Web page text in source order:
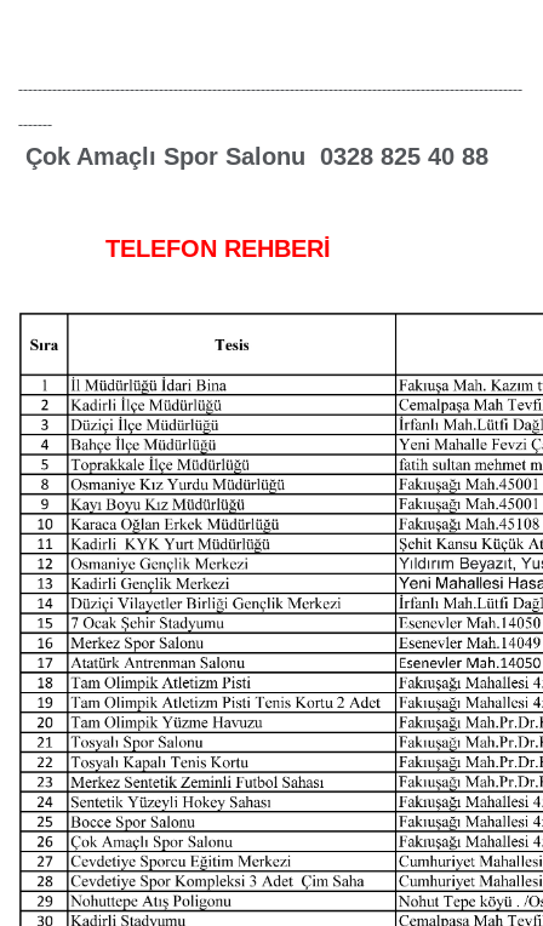
--------------------------------------------------------------------------------------------------------
-------
Çok Amaçlı Spor Salonu‎ 0328 825 40 88
TELEFON REHBERİ